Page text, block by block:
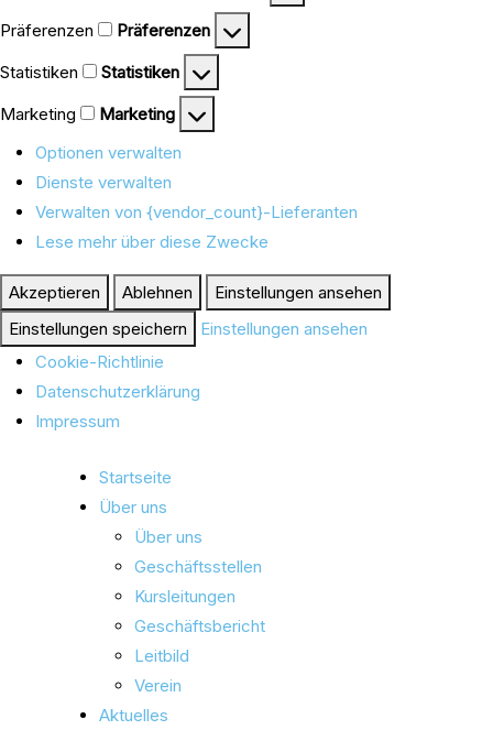
Präferenzen
Präferenzen
Statistiken
Statistiken
Marketing
Marketing
Optionen verwalten
Dienste verwalten
Verwalten von {vendor_count}-Lieferanten
Lese mehr über diese Zwecke
Akzeptieren Ablehnen
Einstellungen ansehen
Einstellungen speichern
Einstellungen ansehen
Cookie-Richtlinie
Datenschutzerklärung
Impressum
Startseite
Über uns
Über uns
Geschäftsstellen
Kursleitungen
Geschäftsbericht
Leitbild
Verein
Aktuelles